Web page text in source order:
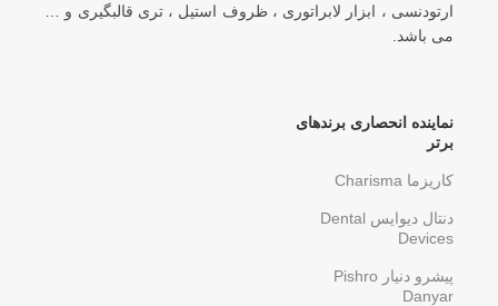
ارتودنسی ، ابزار لابراتوری ، ظروف استیل ، تری قالبگیری و …
می باشد.
نماینده انحصاری برندهای
برتر
کاریزما Charisma
دنتال دیوایس Dental
Devices
پیشرو دنیار Pishro
Danyar